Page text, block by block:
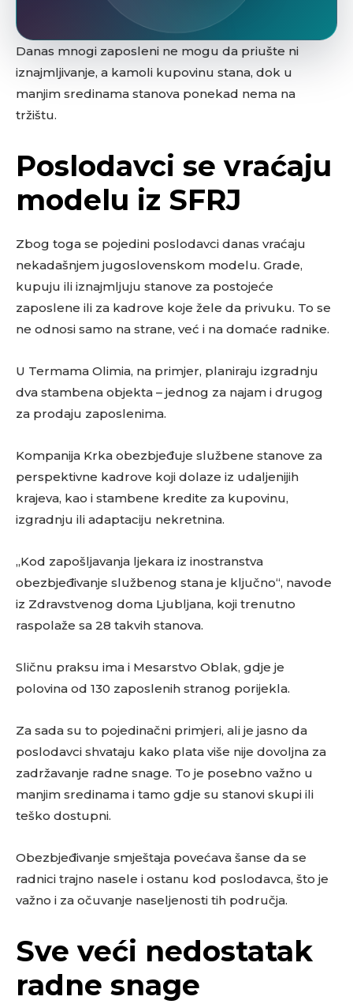
Danas mnogi zaposleni ne mogu da priušte ni
iznajmljivanje, a kamoli kupovinu stana, dok u
manjim sredinama stanova ponekad nema na
tržištu.
Poslodavci se vraćaju
modelu iz SFRJ
Zbog toga se pojedini poslodavci danas vraćaju
nekadašnjem jugoslovenskom modelu. Grade,
kupuju ili iznajmljuju stanove za postojeće
zaposlene ili za kadrove koje žele da privuku. To se
ne odnosi samo na strane, već i na domaće radnike.
U Termama Olimia, na primjer, planiraju izgradnju
dva stambena objekta – jednog za najam i drugog
za prodaju zaposlenima.
Kompanija Krka obezbjeđuje službene stanove za
perspektivne kadrove koji dolaze iz udaljenijih
krajeva, kao i stambene kredite za kupovinu,
izgradnju ili adaptaciju nekretnina.
„Kod zapošljavanja ljekara iz inostranstva
obezbjeđivanje službenog stana je ključno“, navode
iz Zdravstvenog doma Ljubljana, koji trenutno
raspolaže sa 28 takvih stanova.
Sličnu praksu ima i Mesarstvo Oblak, gdje je
polovina od 130 zaposlenih stranog porijekla.
Za sada su to pojedinačni primjeri, ali je jasno da
poslodavci shvataju kako plata više nije dovoljna za
zadržavanje radne snage. To je posebno važno u
manjim sredinama i tamo gdje su stanovi skupi ili
teško dostupni.
Obezbjeđivanje smještaja povećava šanse da se
radnici trajno nasele i ostanu kod poslodavca, što je
važno i za očuvanje naseljenosti tih područja.
Sve veći nedostatak
radne snage